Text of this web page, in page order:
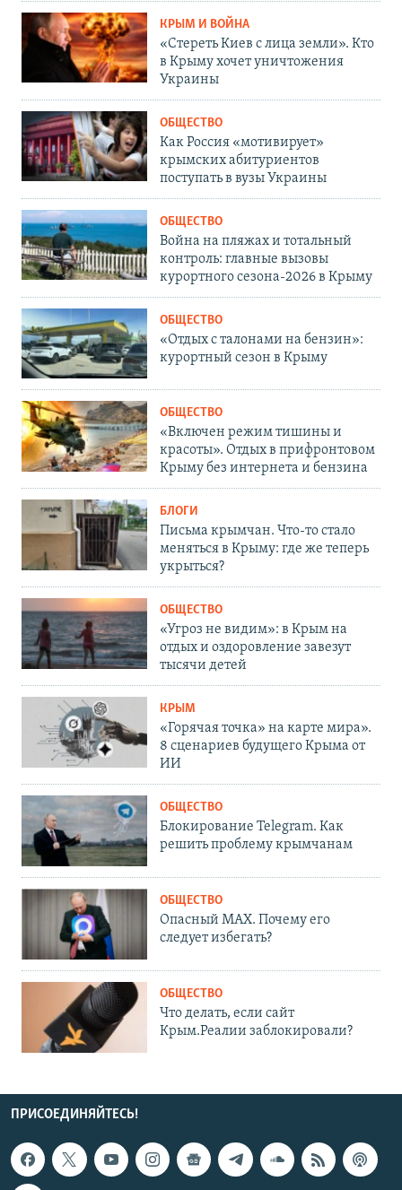
КРЫМ И ВОЙНА
«Стереть Киев с лица земли». Кто
в Крыму хочет уничтожения
Украины
ОБЩЕСТВО
Как Россия «мотивирует»
крымских абитуриентов
поступать в вузы Украины
ОБЩЕСТВО
Война на пляжах и тотальный
контроль: главные вызовы
курортного сезона-2026 в Крыму
ОБЩЕСТВО
«Отдых с талонами на бензин»:
курортный сезон в Крыму
ОБЩЕСТВО
«Включен режим тишины и
красоты». Отдых в прифронтовом
Крыму без интернета и бензина
БЛОГИ
Письма крымчан. Что-то стало
меняться в Крыму: где же теперь
укрыться?
ОБЩЕСТВО
«Угроз не видим»: в Крым на
отдых и оздоровление завезут
тысячи детей
КРЫМ
«Горячая точка» на карте мира».
8 сценариев будущего Крыма от
ИИ
ОБЩЕСТВО
Блокирование Telegram. Как
решить проблему крымчанам
ОБЩЕСТВО
Опасный MAX. Почему его
следует избегать?
ОБЩЕСТВО
Что делать, если сайт
Крым.Реалии заблокировали?
ПРИСОЕДИНЯЙТЕСЬ!